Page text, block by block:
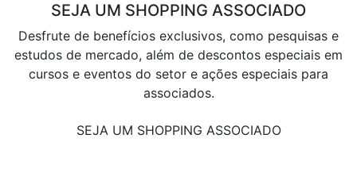
SEJA UM SHOPPING ASSOCIADO
Desfrute de benefícios exclusivos, como pesquisas e
estudos de mercado, além de descontos especiais em
cursos e eventos do setor e ações especiais para
associados.
SEJA UM SHOPPING ASSOCIADO